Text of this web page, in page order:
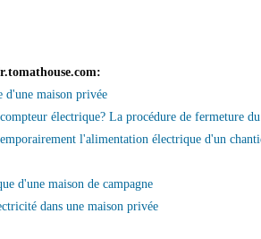
:
d'une maison privée
électrique? La procédure de fermeture
l'alimentation électrique d'un
d'une maison de campagne
dans une maison privée